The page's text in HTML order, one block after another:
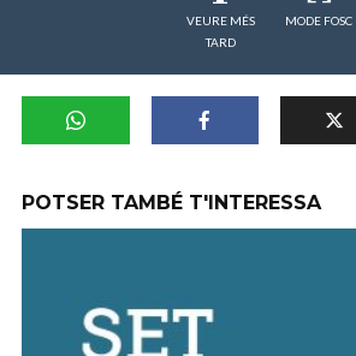
VEURE MÉS
TARD
MODE FOSC
POTSER TAMBÉ T'INTERESSA